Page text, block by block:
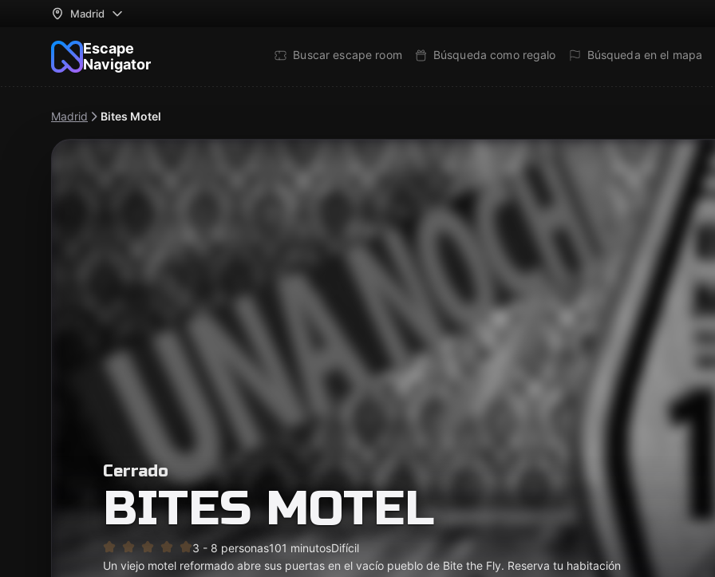
Madrid
Escape
Navigator
Buscar escape room Búsqueda como regalo Búsqueda en el mapa
Madrid Bites Motel
Cerrado
BITES MOTEL
3 - 8 personas101 minutosDifícil
Un viejo motel reformado abre sus puertas en el vacío pueblo de Bite the Fly. Reserva tu habitación